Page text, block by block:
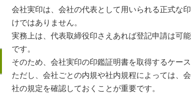
会社実印は、会社の代表として用いられる正式な
けではありません。
実務上は、代表取締役印さえあれば登記申請は可
です。
そのため、会社実印の印鑑証明書を取得するケー
ただし、会社ごとの内規や社内規程によっては、
社の規定を確認しておくことが重要です。